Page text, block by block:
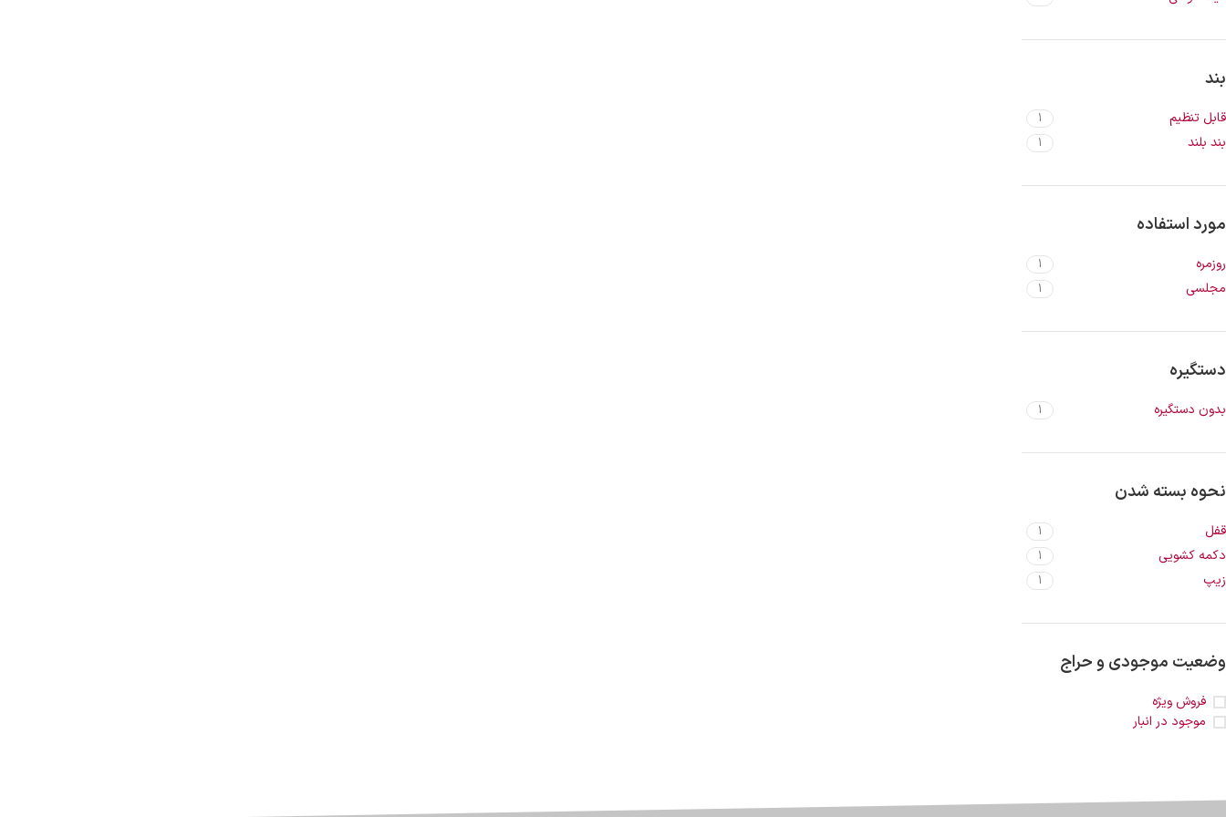
بند
قابل تنظیم 1
بند بلند 1
مورد استفاده
روزمره 1
مجلسی 1
دستگیره
بدون دستگیره 1
نحوه بسته شدن
قفل 1
دکمه کشویی 1
زیپ 1
وضعیت موجودی و حراج
فروش ویژه
موجود در انبار